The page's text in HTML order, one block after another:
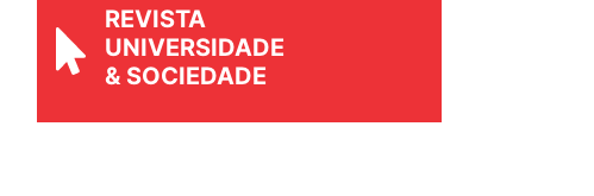
REVISTA
UNIVERSIDADE
& SOCIEDADE